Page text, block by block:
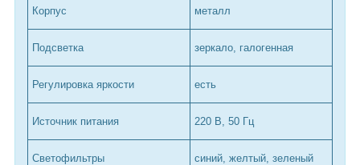
Корпус металл
Подсветка зеркало, галогенная
Регулировка яркости есть
Источник питания 220 В, 50 Гц
Светофильтры синий, желтый, зеленый